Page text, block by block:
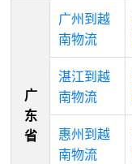
广
东
省
广州到越
南物流
湛江到越
南物流
惠州到越
南物流